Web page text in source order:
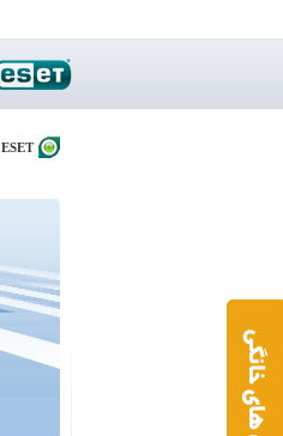
ESET در گذر زمان